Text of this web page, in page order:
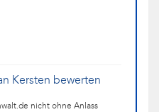
Kersten bewerten
nicht ohne Anlass